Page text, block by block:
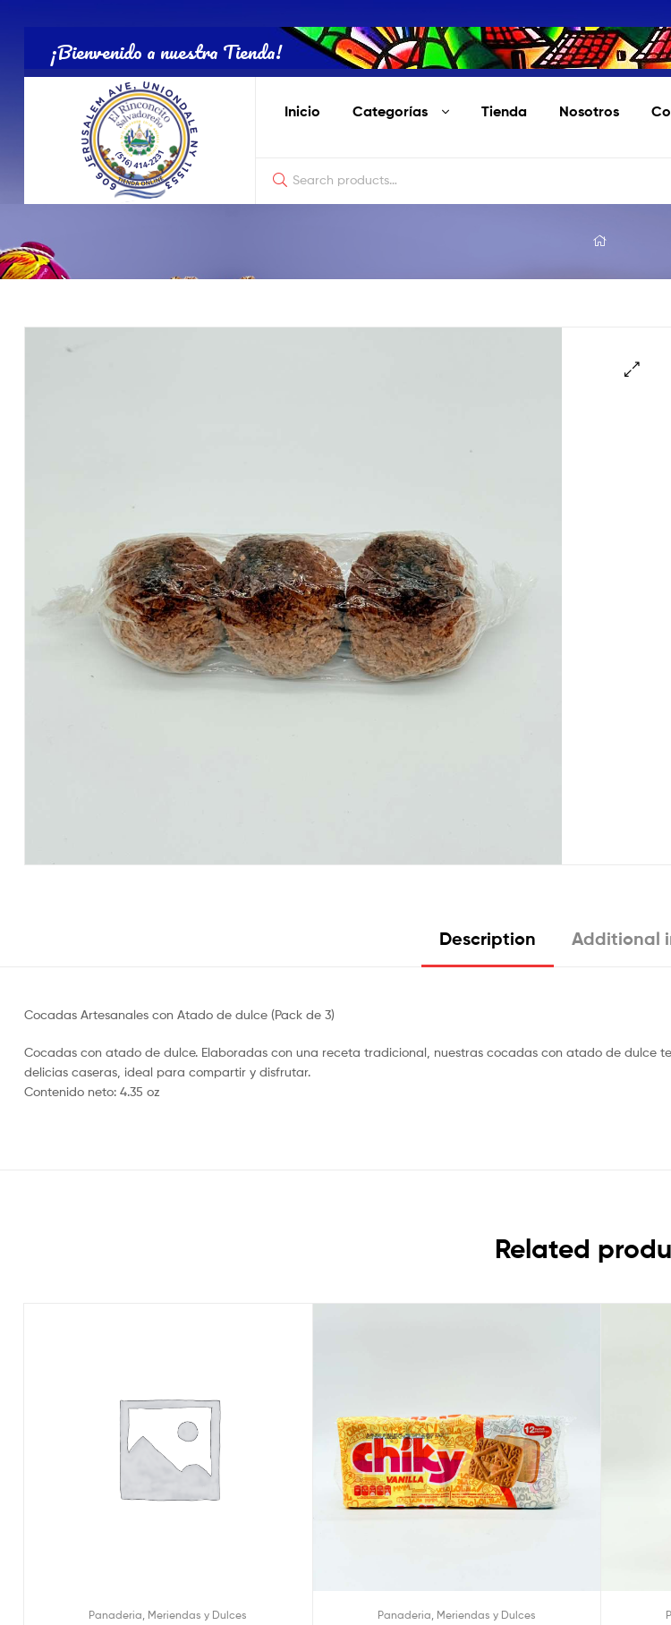
¡Bienvenido a nuestra Tienda!
Inicio Categorías Tienda Nosotros
Salvadoreña
Online
Description Additional
Cocadas Artesanales con Atado de dulce (Pack de 3)
Cocadas con atado de dulce. Elaboradas con una receta tradicional, nuestras cocadas con atado de dulce
delicias caseras, ideal para compartir y disfrutar.
Contenido neto: 4.35 oz
Related
Panaderia, Meriendas y Dulces Panaderia, Meriendas y Dulces